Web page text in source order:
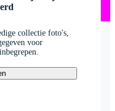
collectie foto's,
voor